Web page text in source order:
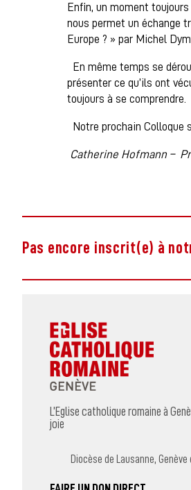
Enfin, un moment
nous permet un échange
Europe ? » par Michel
En même temps se
présenter ce qu’ils ont
toujours à se comprendre.
Notre prochain Colloque
Catherine Hofmann –
Pas encore inscrit(e) à
L’Eglise catholique romaine à
joie
Diocèse de Lausanne, Genève